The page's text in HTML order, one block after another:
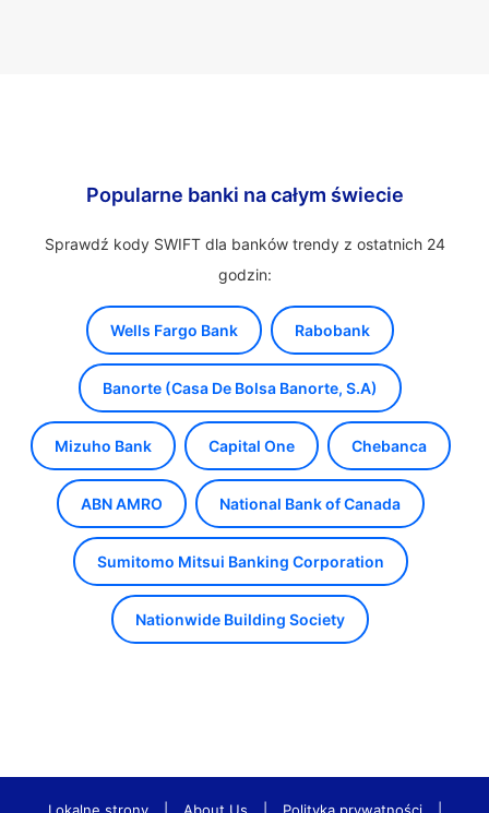
Popularne banki na całym świecie
Sprawdź kody SWIFT dla banków trendy z ostatnich 24
godzin:
Wells Fargo Bank Rabobank
Banorte (Casa De Bolsa Banorte, S.A)
Mizuho Bank Capital One Chebanca
ABN AMRO National Bank of Canada
Sumitomo Mitsui Banking Corporation
Nationwide Building Society